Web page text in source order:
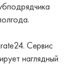
Сервис
наглядный